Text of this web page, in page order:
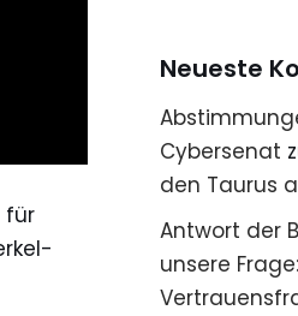
für
Neueste
Cybersenat
den Taurus
Antwort der
unsere